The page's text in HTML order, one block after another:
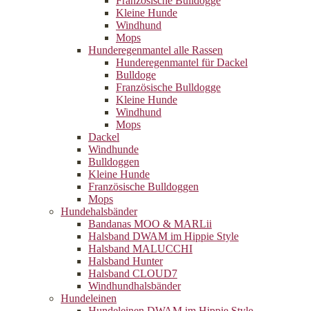
Kleine Hunde
Windhund
Mops
Hunderegenman­tel alle Rassen
Hunderegenmantel für Dackel
Bulldoge
Französische Bulldogge
Kleine Hunde
Windhund
Mops
Dackel
Windhunde
Bulldoggen
Kleine Hunde
Französische Bulldoggen
Mops
Hundehalsbänder
Bandanas MOO & MARLii
Halsband DWAM im Hippie Style
Halsband MALUCCHI
Halsband Hunter
Halsband CLOUD7
Windhundhalsbänder
Hundeleinen